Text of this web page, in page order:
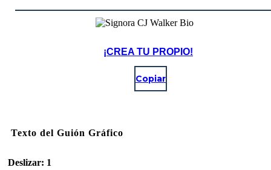
¡CREA TU PROPIO!
Copiar
Texto del Guión Gráfico
Deslizar: 1